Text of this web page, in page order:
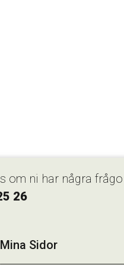
om ni har några
26
Mina Sidor